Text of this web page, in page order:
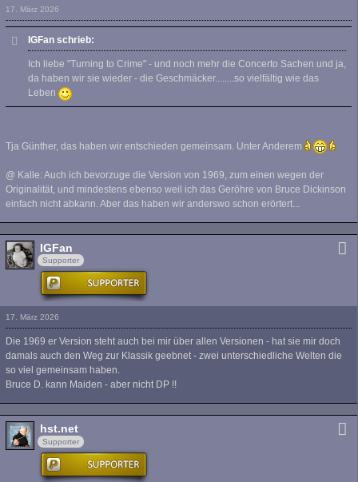
17. März 2026
IGFan schrieb:
Ich liebe "Turning to Crime" - und noch mehr die Concerto Sachen und ja,
da haben wir sie wieder - die Geschmäcker........so vielfältig wie das
Leben
Tja Günther, das haben wir entschieden gemeinsam. Unter Anderem
@ Kalle: Auch ich bevorzuge die Version von 1969, zum einen wegen der
Originalität, und mindestens ebenso weil ich das Geröhre von Bruce Dickinson
einfach nicht abkann. Aber das haben wir anderswo schon erörtert...
IGFan
Supporter
17. März 2026
Die 1969 er Version steht auch bei mir über allen Versionen - hat sie mir doch
damals auch den Weg zur Klassik geebnet - zwei unterschiedliche Welten die
so viel gemeinsam haben.
Bruce D. kann Maiden - aber nicht DP !!
hst.net
Supporter